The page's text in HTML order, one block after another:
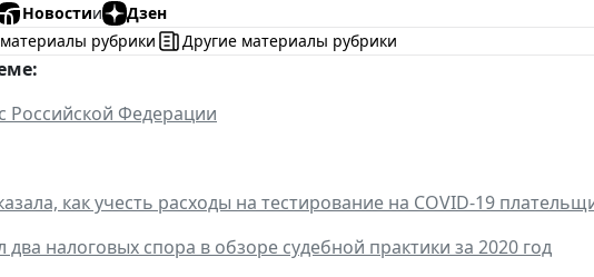
Новостии
Дзен
рубрики
Другие материалы рубрики
Российской Федерации
как учесть расходы на тестирование на COVID-19
налоговых спора в обзоре судебной практики за 2020 год